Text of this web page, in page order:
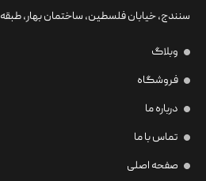
سنندج، خیابان فلسطین،‌ ساختمان بهار، طبقه2
وبلاگ
فروشگاه
درباره ما
تماس با ما
صفحه اصلی